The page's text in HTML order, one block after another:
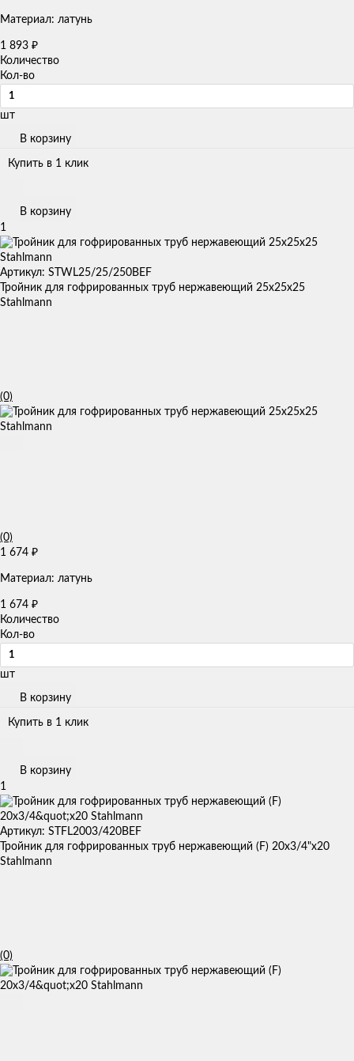
Материал: латунь
1 893 ₽
Количество
Кол-во
шт
В корзину
Купить в 1 клик
В корзину
1
Артикул: STWL25/25/250BEF
Тройник для гофрированных труб нержавеющий 25х25х25
Stahlmann
(0)
(0)
1 674 ₽
Материал: латунь
1 674 ₽
Количество
Кол-во
шт
В корзину
Купить в 1 клик
В корзину
1
Артикул: STFL2003/420BEF
Тройник для гофрированных труб нержавеющий (F) 20x3/4"х20
Stahlmann
(0)